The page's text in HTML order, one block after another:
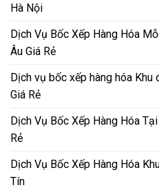
Hà Nội
Dịch Vụ Bốc Xếp Hàng Hóa
Âu Giá Rẻ
Dịch vụ bốc xếp hàng hóa
Giá Rẻ
Dịch Vụ Bốc Xếp Hàng Hóa
Rẻ
Dịch Vụ Bốc Xếp Hàng Hóa
Tín